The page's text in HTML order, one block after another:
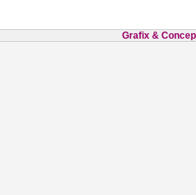
Grafix &